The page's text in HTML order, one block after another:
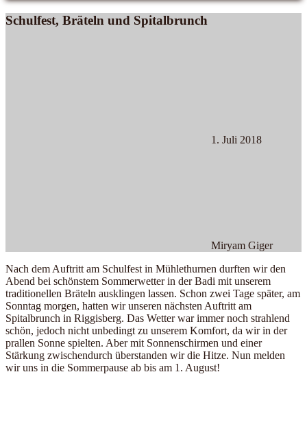
Schulfest, Bräteln und Spitalbrunch
1. Juli 2018
Miryam Giger
Nach dem Auftritt am Schulfest in Mühlethurnen durften wir den
Abend bei schönstem Sommerwetter in der Badi mit unserem
traditionellen Bräteln ausklingen lassen. Schon zwei Tage später, am
Sonntag morgen, hatten wir unseren nächsten Auftritt am
Spitalbrunch in Riggisberg. Das Wetter war immer noch strahlend
schön, jedoch nicht unbedingt zu unserem Komfort, da wir in der
prallen Sonne spielten. Aber mit Sonnenschirmen und einer
Stärkung zwischendurch überstanden wir die Hitze. Nun melden
wir uns in die Sommerpause ab bis am 1. August!